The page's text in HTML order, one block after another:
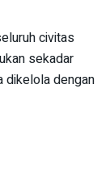
civitas
sekadar
dikelola dengan